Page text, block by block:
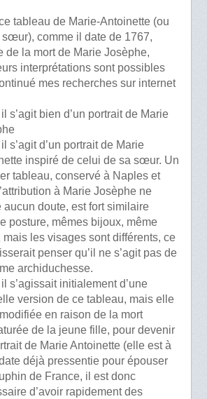
tableau de Marie-Antoinette (ou
sœur), comme il date de 1767,
de la mort de Marie Josèphe,
interprétations sont possibles
mes recherches sur internet
s’agit bien d’un portrait de Marie
s’agit d’un portrait de Marie
inspiré de celui de sa sœur. Un
tableau, conservé à Naples et
à Marie Josèphe ne
aucun doute, est fort similaire
posture, mêmes bijoux, même
mais les visages sont différents, ce
penser qu’il ne s’agit pas de
archiduchesse.
s’agissait initialement d’une
version de ce tableau, mais elle
en raison de la mort
de la jeune fille, pour devenir
de Marie Antoinette (elle est à
déjà pressentie pour épouser
de France, il est donc
d’avoir rapidement des